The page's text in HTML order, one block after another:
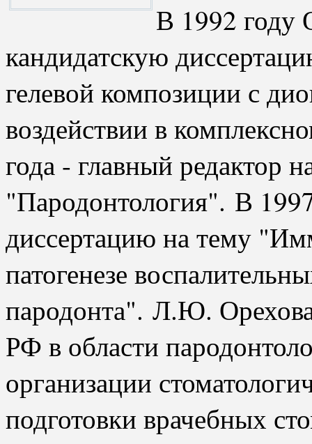
В 1992 году
кандидатскую
гелевой композиции с
воздействии в
года - главный редактор
"Пародонтология". В
диссертацию на тему
патогенезе
пародонта". Л.Ю.
РФ в области
организации
подготовки врачебных